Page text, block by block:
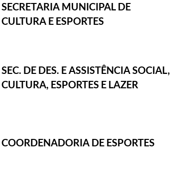
SECRETARIA MUNICIPAL DE
CULTURA E ESPORTES
SEC. DE DES. E ASSISTÊNCIA SOCIAL,
CULTURA, ESPORTES E LAZER
COORDENADORIA DE ESPORTES